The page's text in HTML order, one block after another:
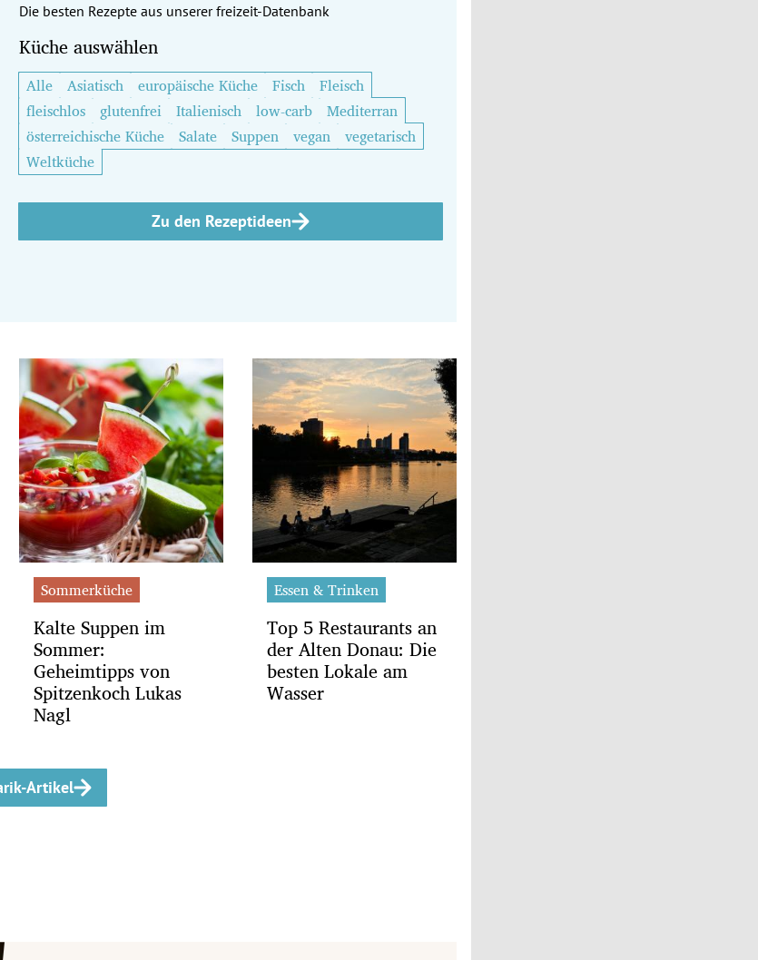
Die besten Rezepte aus unserer freizeit-Datenbank
Küche auswählen
Alle Asiatisch europäische Küche Fisch
Fleisch
fleischlos
glutenfrei Italienisch low-carb
Mediterran
österreichische Küche
Salate Suppen vegan
vegetarisch
Weltküche
Zu den Rezeptideen
Sommerküche
Kalte Suppen im
Sommer:
Geheimtipps von
Spitzenkoch Lukas
Nagl
Essen & Trinken
Top 5 Restaurants an
der Alten Donau: Die
besten Lokale am
Wasser
Artikel